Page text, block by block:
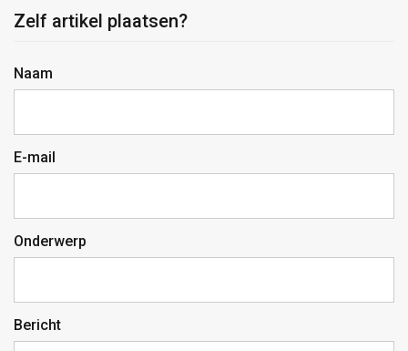
Zelf artikel plaatsen?
Naam
E-mail
Onderwerp
Bericht